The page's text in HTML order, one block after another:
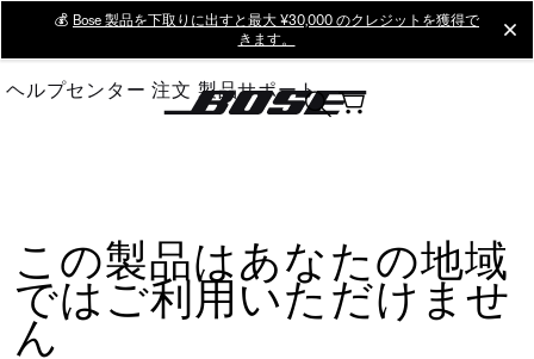
Main
💰 Bose 製品を下取りに出すと最大 ¥30,000 のクレジットを獲得で
きます。
ヘルプセンター 注文 製品サポート
この製品はあなたの地域
ではご利用いただけませ
ん